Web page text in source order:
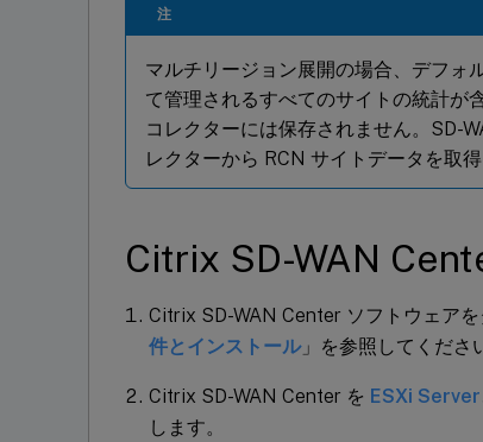
注
マルチリージョン展開の場合、デフォ
て管理されるすべてのサイトの統計が
コレクターには保存されません。SD-
レクターから RCN サイトデータを取得
Citrix SD-WAN
Citrix SD-WAN Center ソフトウェア
件とインストール」を参照してくださ
Citrix SD-WAN Center を ESXi Server
します。